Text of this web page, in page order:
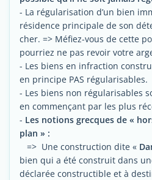
- La régularisation d’un bien
résidence principale de son
cher. => Méfiez-vous de cette
pourriez ne pas revoir votre
- Les biens en infraction
en principe PAS régularisables.
- Les biens non régularisables
en commençant par les plus
- Les notions grecques de «
plan » :
=> Une construction dite «
bien qui a été construit dans
déclarée constructible et à